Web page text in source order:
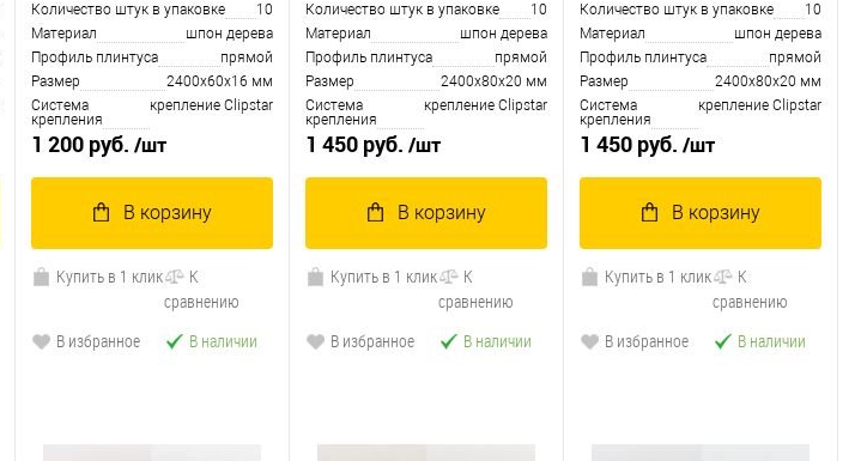
Количество штук в упаковке
10
Материал
шпон дерева
Профиль плинтуса
прямой
Размер
2400х60х16 мм
Система
крепления
крепление Clipstar
1 200 руб. /шт
В корзину
Купить в 1 клик
К
сравнению
В избранное
В наличии
Количество штук в упаковке
10
Материал
шпон дерева
Профиль плинтуса
прямой
Размер
2400х80х20 мм
Система
крепления
крепление Clipstar
1 450 руб. /шт
В корзину
Купить в 1 клик
К
сравнению
В избранное
В наличии
Количество штук в упаковке
10
Материал
шпон дерева
Профиль плинтуса
прямой
Размер
2400х80х20 мм
Система
крепления
крепление Clipstar
1 450 руб. /шт
В корзину
Купить в 1 клик
К
сравнению
В избранное
В наличии